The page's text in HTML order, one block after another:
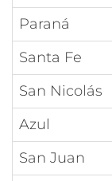
Paraná
Santa Fe
San Nicolás
Azul
San Juan